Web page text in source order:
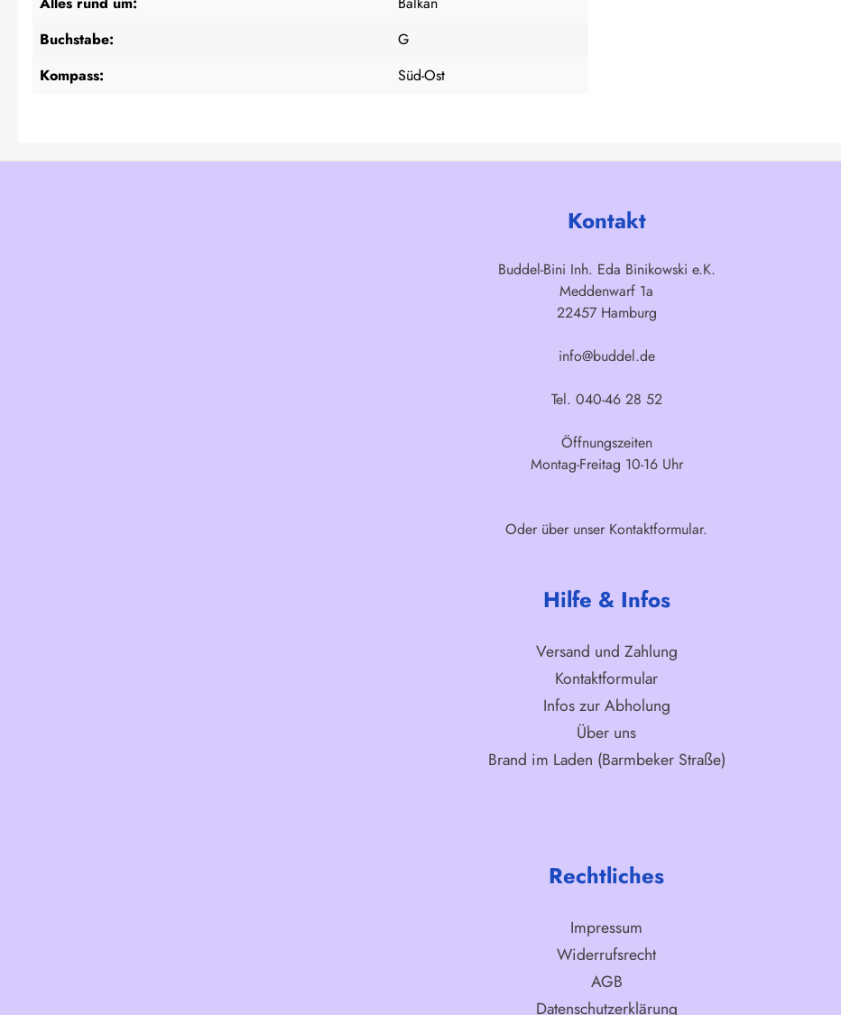
Buchstabe:
G
Kompass:
Süd-Ost
Kontakt
Buddel-Bini Inh. Eda Binikowski e.K.
Meddenwarf 1a
22457 Hamburg
info@buddel.de
Tel. 040-46 28 52
Öffnungszeiten
Montag-Freitag 10-16 Uhr
Oder über unser Kontaktformular.
Hilfe & Infos
Versand und Zahlung
Kontaktformular
Infos zur Abholung
Über uns
Brand im Laden (Barmbeker Straße)
Rechtliches
Impressum
Widerrufsrecht
AGB
Datenschutzerklärung